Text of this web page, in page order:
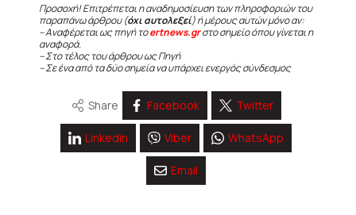
Προσοχή! Επιτρέπεται η αναδημοσίευση των πληροφοριών του
παραπάνω άρθρου (όχι αυτολεξεί) ή μέρους αυτών μόνο αν:
– Αναφέρεται ως πηγή τοertnews.grστο σημείο όπου γίνεται η
αναφορά.
– Στο τέλος του άρθρου ως Πηγή
– Σε ένα από τα δύο σημεία να υπάρχει ενεργός σύνδεσμος
Share Facebook Twitter
Linkedin Viber WhatsApp
Email